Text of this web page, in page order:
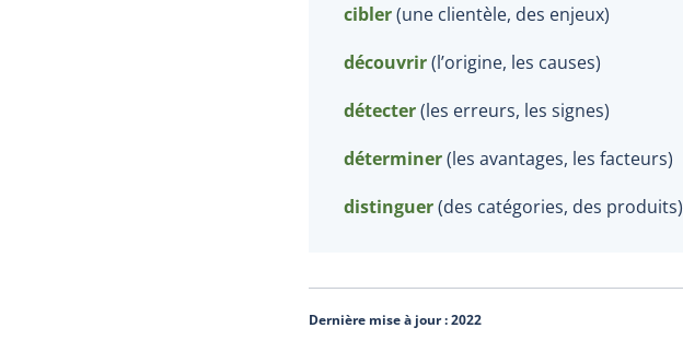
cibler(une clientèle, des enjeux)
découvrir(l’origine, les causes)
détecter(les erreurs, les signes)
déterminer(les avantages, les facteurs)
distinguer(des catégories, des produits)
Dernière mise à jour :2022